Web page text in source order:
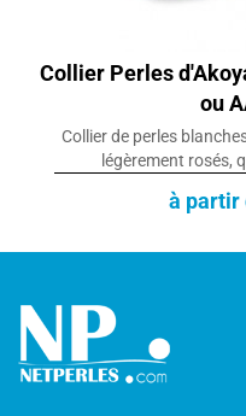
Collier Perles
ou
Collier de perles
légèrement rosés,
à partir